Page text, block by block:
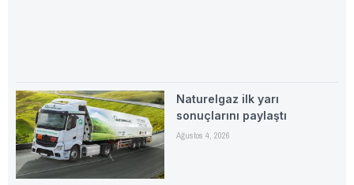
Naturelgaz ilk yarı
sonuçlarını paylaştı
Ağustos 4, 2026